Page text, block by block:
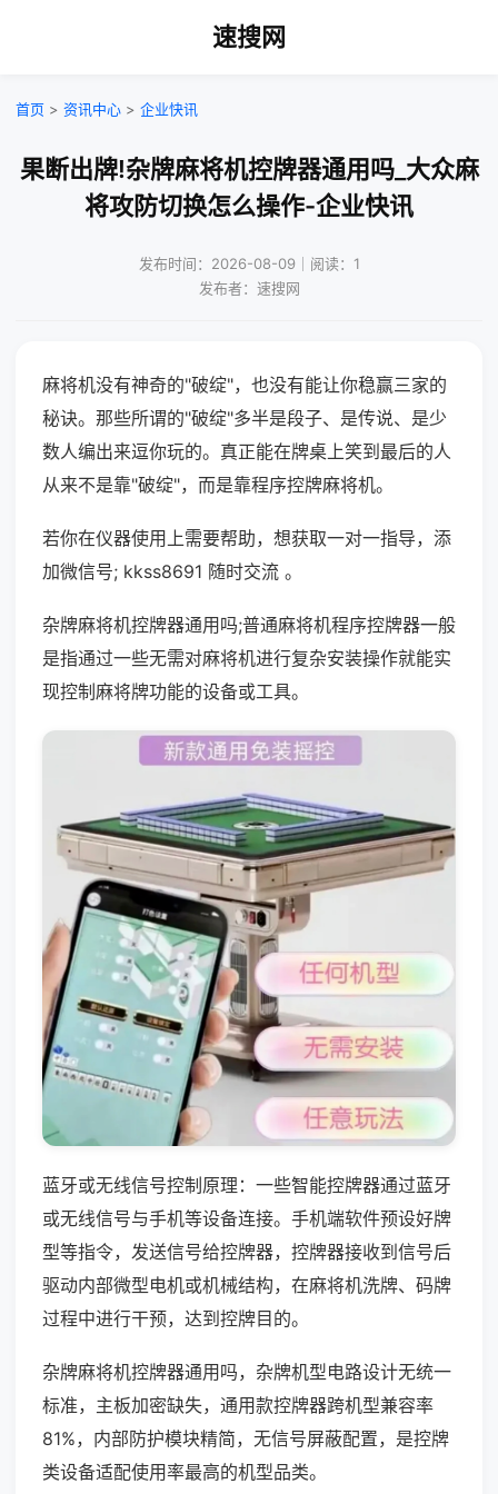
速搜网
首页 > 资讯中心 > 企业快讯
果断出牌!杂牌麻将机控牌器通用吗_大众麻
将攻防切换怎么操作-企业快讯
发布时间：2026-08-09｜阅读：1
发布者：速搜网
麻将机没有神奇的"破绽"，也没有能让你稳赢三家的
秘诀。那些所谓的"破绽"多半是段子、是传说、是少
数人编出来逗你玩的。真正能在牌桌上笑到最后的人
从来不是靠"破绽"，而是靠程序控牌麻将机。
若你在仪器使用上需要帮助，想获取一对一指导，添
加微信号; kkss8691 随时交流 。
杂牌麻将机控牌器通用吗;普通麻将机程序控牌器一般
是指通过一些无需对麻将机进行复杂安装操作就能实
现控制麻将牌功能的设备或工具。
蓝牙或无线信号控制原理：一些智能控牌器通过蓝牙
或无线信号与手机等设备连接。手机端软件预设好牌
型等指令，发送信号给控牌器，控牌器接收到信号后
驱动内部微型电机或机械结构，在麻将机洗牌、码牌
过程中进行干预，达到控牌目的。
杂牌麻将机控牌器通用吗，杂牌机型电路设计无统一
标准，主板加密缺失，通用款控牌器跨机型兼容率
81%，内部防护模块精简，无信号屏蔽配置，是控牌
类设备适配使用率最高的机型品类。